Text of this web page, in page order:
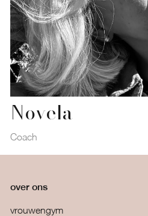
Novela
Coach
over ons
vrouwengym